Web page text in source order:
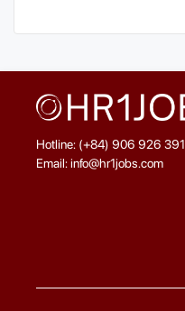
Hotline: (+84) 906 926 391
Email: info@hr1jobs.com